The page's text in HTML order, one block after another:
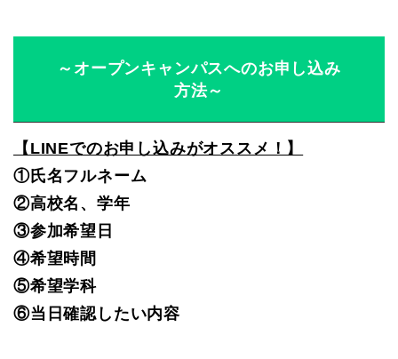
～オープンキャンパスへのお申し込み
方法～
【LINEでのお申し込みがオススメ！】
①氏名フルネーム
②高校名、学年
③参加希望日
④希望時間
⑤希望学科
⑥当日確認したい内容